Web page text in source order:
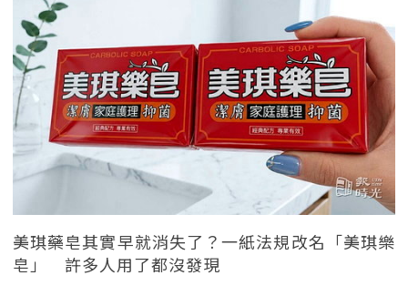
美琪藥皂其實早就消失了？一紙法規改名「美琪樂
皂」 許多人用了都沒發現